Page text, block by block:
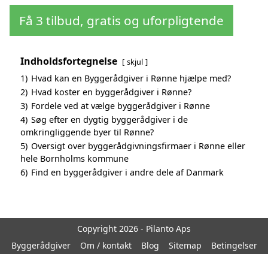
Få 3 tilbud, gratis og uforpligtende
Indholdsfortegnelse skjul
1) Hvad kan en Byggerådgiver i Rønne hjælpe med?
2) Hvad koster en byggerådgiver i Rønne?
3) Fordele ved at vælge byggerådgiver i Rønne
4) Søg efter en dygtig byggerådgiver i de
omkringliggende byer til Rønne?
5) Oversigt over byggerådgivningsfirmaer i Rønne eller
hele Bornholms kommune
6) Find en byggerådgiver i andre dele af Danmark
Copyright 2026 - Pilanto Aps
Byggerådgiver
Om / kontakt Blog Sitemap Betingelser